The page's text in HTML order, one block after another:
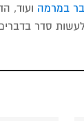
במרמה ועוד,
ולעשות סדר